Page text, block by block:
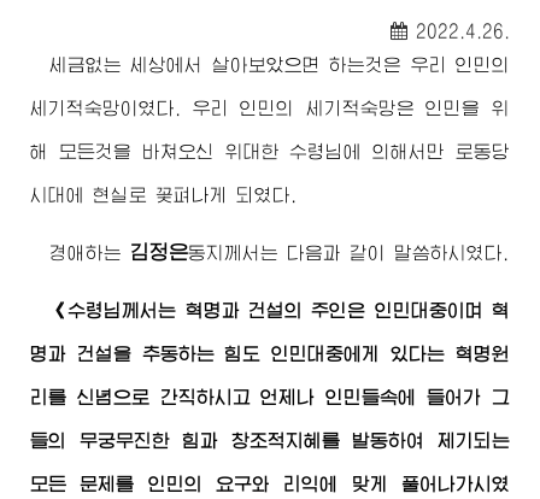
2022.4.26.
세금없는 세상에서 살아보았으면 하는것은 우리 인민의
세기적숙망이였다. 우리 인민의 세기적숙망은 인민을 위
해 모든것을 바쳐오신 위대한 수령님에 의해서만 로동당
시대에 현실로 꽃펴나게 되였다.
경애하는 김정은동지 께서는 다음과 같이 말씀하시였다.
《수령님께서는 혁명과 건설의 주인은 인민대중이며 혁
명과 건설을 추동하는 힘도 인민대중에게 있다는 혁명원
리를 신념으로 간직하시고 언제나 인민들속에 들어가 그
들의 무궁무진한 힘과 창조적지혜를 발동하여 제기되는
모든 문제를 인민의 요구와 리익에 맞게 풀어나가시였